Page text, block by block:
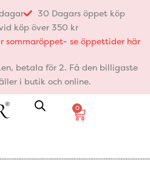
30 Dagars öppet köp
köp över 350 kr
sommaröppet- se öppettider här
betala för 2. Få den billigaste
i butik och online.
0
Varukorg